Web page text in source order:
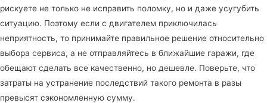
рискуете не только не исправить поломку, но и даже усугубить
ситуацию. Поэтому если с двигателем приключилась
неприятность, то принимайте правильное решение относительно
выбора сервиса, а не отправляйтесь в ближайшие гаражи, где
обещают сделать все качественно, но дешевле. Поверьте, что
затраты на устранение последствий такого ремонта в разы
превысят сэкономленную сумму.